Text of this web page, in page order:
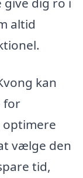
altid
kan
for
optimere
vælge den
tid,